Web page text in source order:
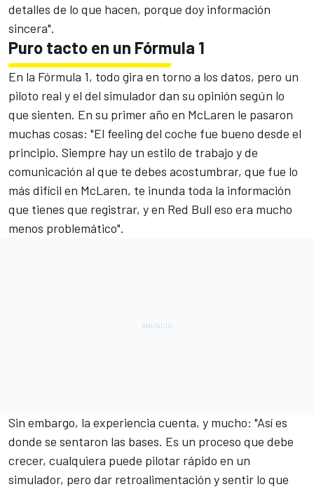
detalles de lo que hacen, porque doy información
sincera".
Puro tacto en un Fórmula 1
En la Fórmula 1, todo gira en torno a los datos, pero un
piloto real y el del simulador dan su opinión según lo
que sienten. En su primer año en McLaren le pasaron
muchas cosas: "El feeling del coche fue bueno desde el
principio. Siempre hay un estilo de trabajo y de
comunicación al que te debes acostumbrar, que fue lo
más difícil en McLaren, te inunda toda la información
que tienes que registrar, y en Red Bull eso era mucho
menos problemático".
Sin embargo, la experiencia cuenta, y mucho: "Así es
donde se sentaron las bases. Es un proceso que debe
crecer, cualquiera puede pilotar rápido en un
simulador, pero dar retroalimentación y sentir lo que